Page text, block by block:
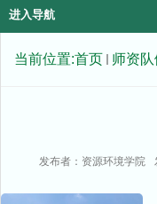
进入导航
当前位置:首页 师资队
发布者：资源环境学院